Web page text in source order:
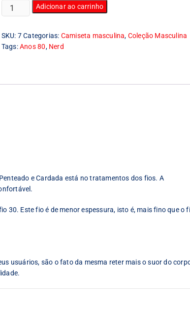
Camiseta
Masculina
quantidade
Adicionar ao carrinho
SKU: 7 Categorias: Camiseta masculina, Coleção Masculina
Tags:Anos 80, Nerd
e Cardada está no tratamentos dos fios. A
30. Este fio é de menor espessura, isto é, mais fino que o
usuários, são o fato da mesma reter mais o suor do